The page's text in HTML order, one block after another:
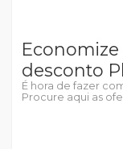
desconto
É hora de fazer
Procure aqui as